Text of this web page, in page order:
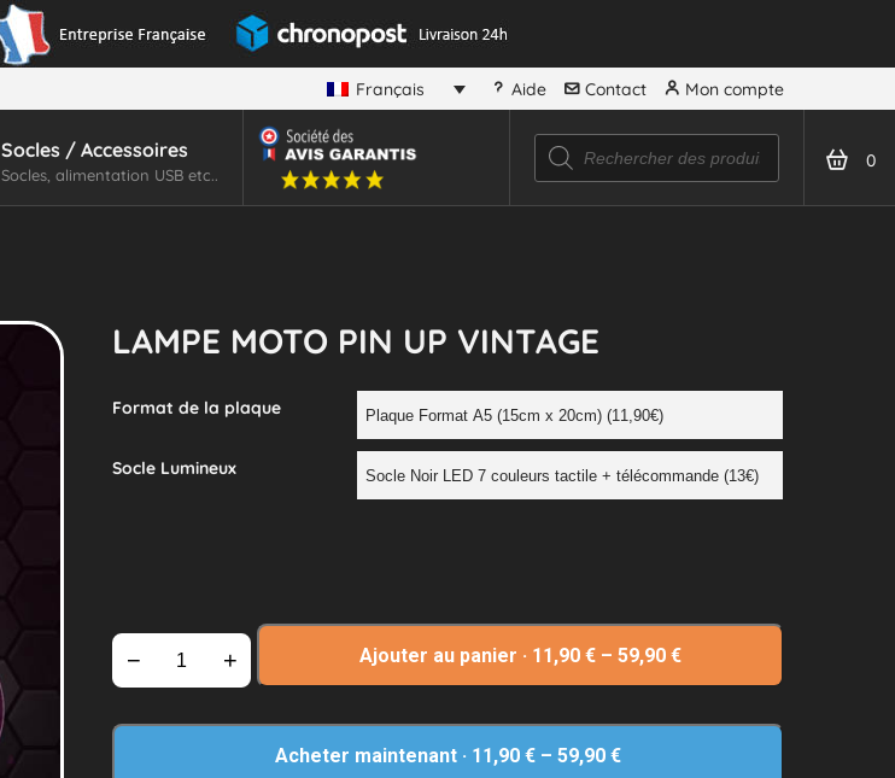
Français Aide Contact Mon compte
Socles / Accessoires
Socles, alimentation USB etc..
0
LAMPE MOTO PIN UP VINTAGE
Format de la plaque
Socle Lumineux
− + Ajouter au panier · 11,90€ –59,90€
Acheter maintenant · 11,90€ –59,90€